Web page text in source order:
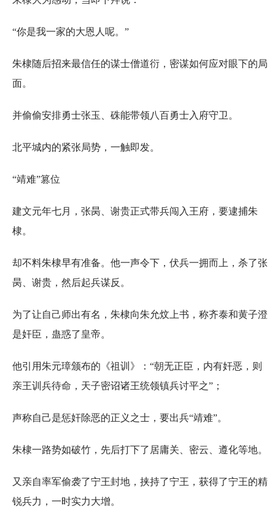
“你是我一家的大恩人呢。”
朱棣随后招来最信任的谋士僧道衍，密谋如何应对眼下的局
面。
并偷偷安排勇士张玉、硃能带领八百勇士入府守卫。
北平城内的紧张局势，一触即发。
“靖难”篡位
建文元年七月，张昺、谢贵正式带兵闯入王府，要逮捕朱
棣。
却不料朱棣早有准备。他一声令下，伏兵一拥而上，杀了张
昺、谢贵，然后起兵谋反。
为了让自己师出有名，朱棣向朱允炆上书，称齐泰和黄子澄
是奸臣，蛊惑了皇帝。
他引用朱元璋颁布的《祖训》：“朝无正臣，内有奸恶，则
亲王训兵待命，天子密诏诸王统领镇兵讨平之”；
声称自己是惩奸除恶的正义之士，要出兵“靖难”。
朱棣一路势如破竹，先后打下了居庸关、密云、遵化等地。
又亲自率军偷袭了宁王封地，挟持了宁王，获得了宁王的精
锐兵力，一时实力大增。